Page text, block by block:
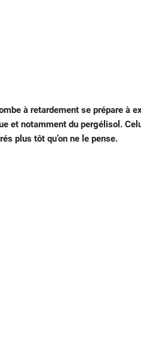
à retardement se prépare à
et notamment du pergélisol.
plus tôt qu’on ne le pense.